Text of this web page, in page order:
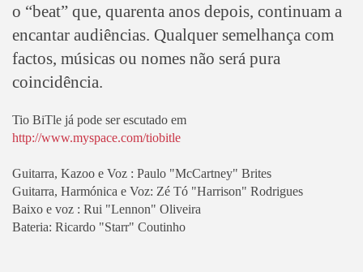
o “beat” que, quarenta anos depois, continuam a
encantar audiências. Qualquer semelhança com
factos, músicas ou nomes não será pura
coincidência.
Tio BiTle já pode ser escutado em
http://www.myspace.com/tiobitle
Guitarra, Kazoo e Voz : Paulo "McCartney" Brites
Guitarra, Harmónica e Voz: Zé Tó "Harrison" Rodrigues
Baixo e voz : Rui "Lennon" Oliveira
Bateria: Ricardo "Starr" Coutinho